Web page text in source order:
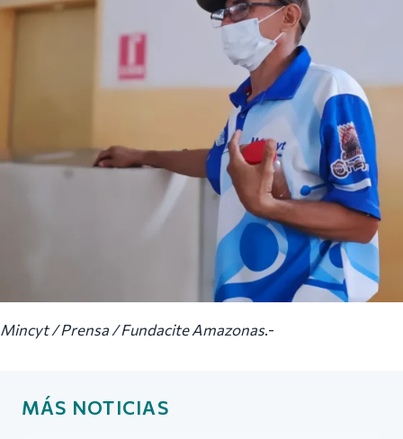
Mincyt / Prensa / Fundacite Amazonas.-
MÁS NOTICIAS